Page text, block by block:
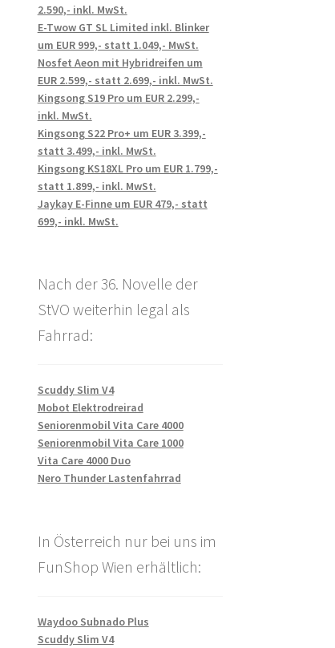
2.590,- inkl. MwSt.
E-Twow GT SL Limited inkl. Blinker
um EUR 999,- statt 1.049,- MwSt.
Nosfet Aeon mit Hybridreifen um
EUR 2.599,- statt 2.699,- inkl. MwSt.
Kingsong S19 Pro um EUR 2.299,-
inkl. MwSt.
Kingsong S22 Pro+ um EUR 3.399,-
statt 3.499,- inkl. MwSt.
Kingsong KS18XL Pro um EUR 1.799,-
statt 1.899,- inkl. MwSt.
Jaykay E-Finne um EUR 479,- statt
699,- inkl. MwSt.
Nach der 36. Novelle der
StVO weiterhin legal als
Fahrrad:
Scuddy Slim V4
Mobot Elektrodreirad
Seniorenmobil Vita Care 4000
Seniorenmobil Vita Care 1000
Vita Care 4000 Duo
Nero Thunder Lastenfahrrad
In Österreich nur bei uns im
FunShop Wien erhältlich:
Waydoo Subnado Plus
Scuddy Slim V4